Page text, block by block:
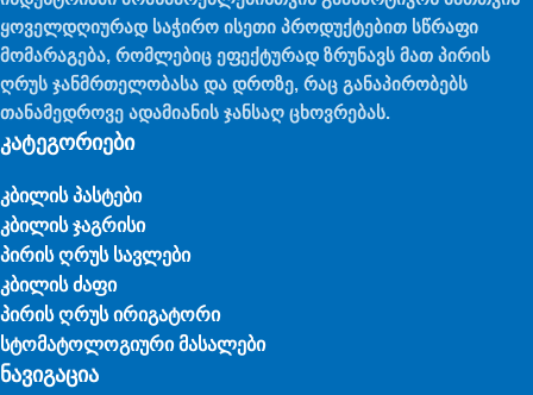
ყოველდღიურად საჭირო ისეთი პროდუქტებით სწრაფი
მომარაგება, რომლებიც ეფექტურად ზრუნავს მათ პირის
ღრუს ჯანმრთელობასა და დროზე, რაც განაპირობებს
თანამედროვე ადამიანის ჯანსაღ ცხოვრებას.
კატეგორიები
კბილის პასტები
კბილის ჯაგრისი
პირის ღრუს სავლები
კბილის ძაფი
პირის ღრუს ირიგატორი
სტომატოლოგიური მასალები
ნავიგაცია